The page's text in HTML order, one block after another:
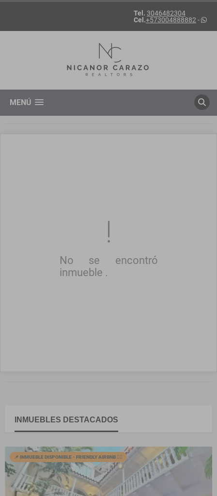
Tel. 3046482304
Cel.+573004888882 -
MENÚ
No se encontró
inmueble .
INMUEBLES DESTACADOS
📌 INMUEBLE DISPONIBLE - FRIENDLY AIRBNB 🙋‍♂️